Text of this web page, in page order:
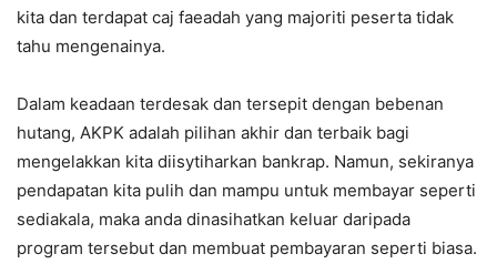
kita dan terdapat caj faeadah yang majoriti peserta tidak
tahu mengenainya.
Dalam keadaan terdesak dan tersepit dengan bebenan
hutang, AKPK adalah pilihan akhir dan terbaik bagi
mengelakkan kita diisytiharkan bankrap. Namun, sekiranya
pendapatan kita pulih dan mampu untuk membayar seperti
sediakala, maka anda dinasihatkan keluar daripada
program tersebut dan membuat pembayaran seperti biasa.